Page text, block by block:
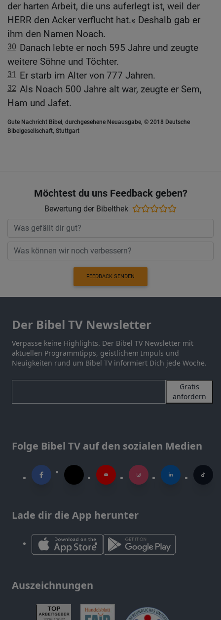
der harten Arbeit, die uns auferlegt ist, weil der
HERR den Acker verflucht hat.« Deshalb gab er
ihm den Namen Noach.
30 Danach lebte er noch 595 Jahre und zeugte
weitere Söhne und Töchter.
31 Er starb im Alter von 777 Jahren.
32 Als Noach 500 Jahre alt war, zeugte er Sem,
Ham und Jafet.
Gute Nachricht Bibel, durchgesehene Neuausgabe, © 2018 Deutsche
Bibelgesellschaft, Stuttgart
Möchtest du uns Feedback geben?
Bewertung der Bibelthek
FEEDBACK SENDEN
Der Bibel TV Newsletter
Verpasse keine Highlights. Der Bibel TV Newsletter mit
aktuellen Programmtipps, geistlichem Impuls und
Neuigkeiten rund um Bibel TV informiert Dich jede Woche.
Gratis
anfordern
Folge Bibel TV auf den sozialen Medien
Lade dir die App herunter
Auszeichnungen